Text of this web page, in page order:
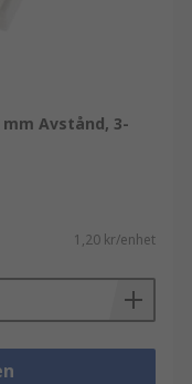
mm Avstånd, 3-
1,20 kr/enhet